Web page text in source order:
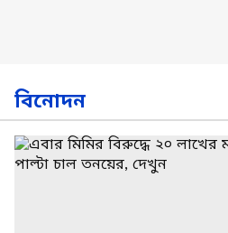
বিনোদন